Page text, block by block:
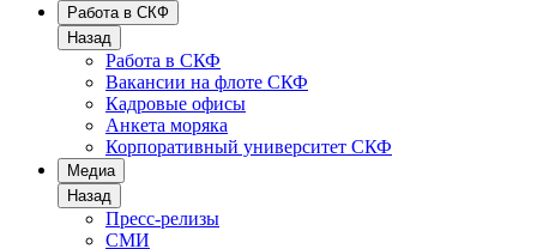
Работа в СКФ
Назад
Работа в СКФ
Вакансии на флоте СКФ
Кадровые офисы
Анкета моряка
Корпоративный университет СКФ
Медиа
Назад
Пресс-релизы
СМИ